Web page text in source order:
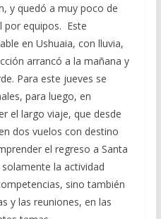
y quedó a muy poco de
por equipos. Este
en Ushuaia, con lluvia,
arrancó a la mañana y
Para este jueves se
para luego, en
el largo viaje, que desde
dos vuelos con destino
el regreso a Santa
la actividad
sino también
y las reuniones, en las